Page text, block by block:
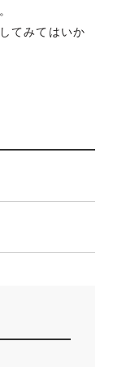
てみてはいか